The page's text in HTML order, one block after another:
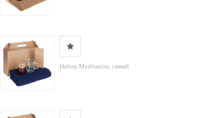
Набор Meditation, синий